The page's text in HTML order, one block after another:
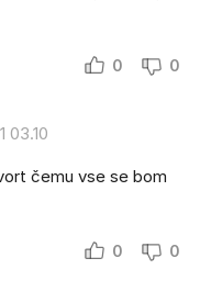
0 0
03.10
čemu vse se bom
0 0